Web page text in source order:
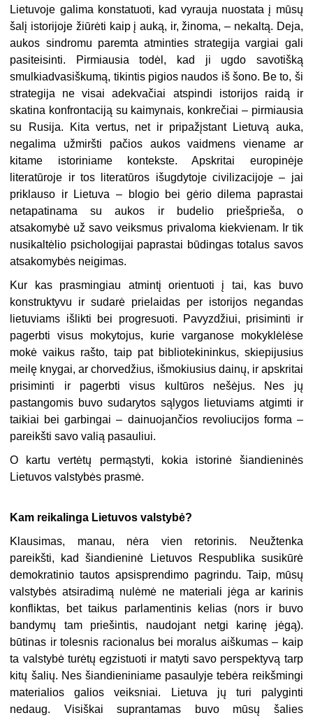
Lietuvoje galima konstatuoti, kad vyrauja nuostata į mūsų
šalį istorijoje žiūrėti kaip į auką, ir, žinoma, – nekaltą. Deja,
aukos sindromu paremta atminties strategija vargiai gali
pasiteisinti. Pirmiausia todėl, kad ji ugdo savotišką
smulkiadvasiškumą, tikintis pigios naudos iš šono. Be to, ši
strategija ne visai adekvačiai atspindi istorijos raidą ir
skatina konfrontaciją su kaimynais, konkrečiai – pirmiausia
su Rusija. Kita vertus, net ir pripažįstant Lietuvą auka,
negalima užmiršti pačios aukos vaidmens viename ar
kitame istoriniame kontekste. Apskritai europinėje
literatūroje ir tos literatūros išugdytoje civilizacijoje – jai
priklauso ir Lietuva – blogio bei gėrio dilema paprastai
netapatinama su aukos ir budelio priešprieša, o
atsakomybė už savo veiksmus privaloma kiekvienam. Ir tik
nusikaltėlio psichologijai paprastai būdingas totalus savos
atsakomybės neigimas.
Kur kas prasmingiau atmintį orientuoti į tai, kas buvo
konstruktyvu ir sudarė prielaidas per istorijos negandas
lietuviams išlikti bei progresuoti. Pavyzdžiui, prisiminti ir
pagerbti visus mokytojus, kurie varganose mokyklėlėse
mokė vaikus rašto, taip pat bibliotekininkus, skiepijusius
meilę knygai, ar chorvedžius, išmokiusius dainų, ir apskritai
prisiminti ir pagerbti visus kultūros nešėjus. Nes jų
pastangomis buvo sudarytos sąlygos lietuviams atgimti ir
taikiai bei garbingai – dainuojančios revoliucijos forma –
pareikšti savo valią pasauliui.
O kartu vertėtų permąstyti, kokia istorinė šiandieninės
Lietuvos valstybės prasmė.
Kam reikalinga Lietuvos valstybė?
Klausimas, manau, nėra vien retorinis. Neužtenka
pareikšti, kad šiandieninė Lietuvos Respublika susikūrė
demokratinio tautos apsisprendimo pagrindu. Taip, mūsų
valstybės atsiradimą nulėmė ne materiali jėga ar karinis
konfliktas, bet taikus parlamentinis kelias (nors ir buvo
bandymų tam priešintis, naudojant netgi karinę jėgą).
būtinas ir tolesnis racionalus bei moralus aiškumas – kaip
ta valstybė turėtų egzistuoti ir matyti savo perspektyvą tarp
kitų šalių. Nes šiandieniniame pasaulyje tebėra reikšmingi
materialios galios veiksniai. Lietuva jų turi palyginti
nedaug. Visiškai suprantamas buvo mūsų šalies